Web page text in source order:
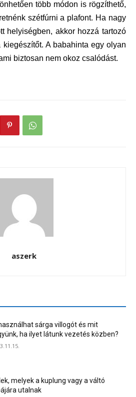
több módon is rögzíthető,
szétfúrni a plafont. Ha nagy
helyiségben, akkor hozzá tartozó
A babahinta egy olyan
biztosan nem okoz csalódást.
aszerk
sárga villogót és mit
ha ilyet látunk vezetés közben?
melyek a kuplung vagy a váltó
utalnak